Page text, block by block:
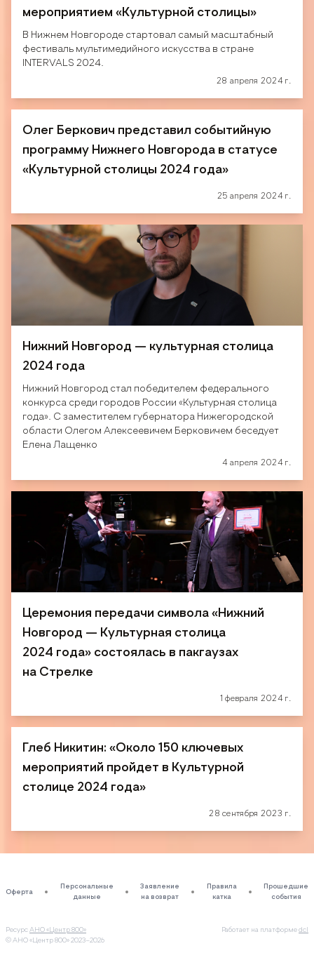
мероприятием «Культурной столицы»
В Нижнем Новгороде стартовал самый масштабный
фестиваль мультимедийного искусства в стране
INTERVALS 2024.
28 апреля 2024 г.
Олег Беркович представил событийную
программу Нижнего Новгорода в статусе
«Культурной столицы 2024 года»
25 апреля 2024 г.
Нижний Новгород — культурная столица
2024 года
Нижний Новгород стал победителем федерального
конкурса среди городов России «Культурная столица
года». С заместителем губернатора Нижегородской
области Олегом Алексеевичем Берковичем беседует
Елена Лащенко
4 апреля 2024 г.
Церемония передачи символа «Нижний
Новгород — Культурная столица
2024 года» состоялась в пакгаузах
на Стрелке
1 февраля 2024 г.
Глеб Никитин: «Около 150 ключевых
мероприятий пройдет в Культурной
столице 2024 года»
28 сентября 2023 г.
Оферта
Персональные
данные
Заявление
на возврат
Правила
катка
Прошедшие
события
Ресурс АНО «Центр 800»
© АНО «Центр 800» 2023–2026
Работает на платформе dcl